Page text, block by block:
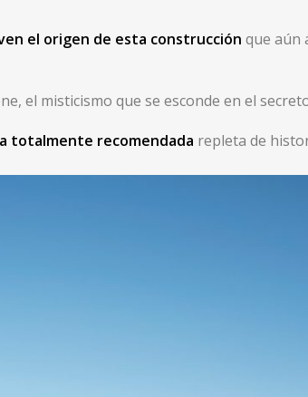
el origen de esta construcción que aún
el misticismo que se esconde en el
totalmente recomendada repleta de